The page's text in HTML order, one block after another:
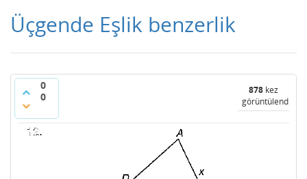
Üçgende Eşlik benzerlik
0
0
878 kez
görüntülendi